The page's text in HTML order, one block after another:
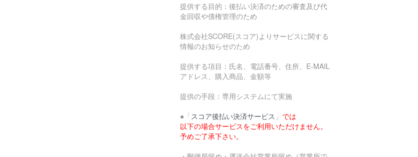
提供する目的：後払い決済のための審査及び代
金回収や債権管理のため
株式会社SCORE(スコア)よりサービスに関する
情報のお知らせのため
提供する項目：氏名、電話番号、住所、E-MAIL
アドレス、購入商品、金額等
提供の手段：専用システムにて実施
●「スコア後払い決済サービス 」 では
以下の場合サービスをご利用いただけません。
予めご了承下さい。